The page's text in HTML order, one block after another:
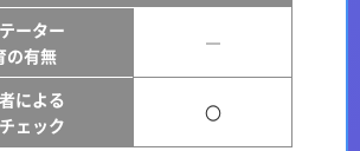
ーター
の有無
―
による
ェック
〇